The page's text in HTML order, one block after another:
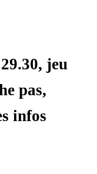
jeu
pas,
infos